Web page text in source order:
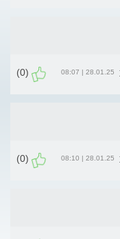
28.01.25 | 08:07
(0)
28.01.25 | 08:10
(0)